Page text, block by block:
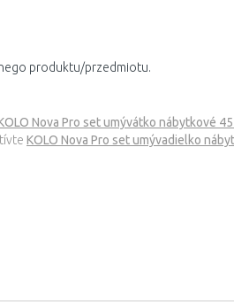
produktu/przedmiotu.
Nova Pro set umývátko nábytkové
KOLO Nova Pro set umývadielko